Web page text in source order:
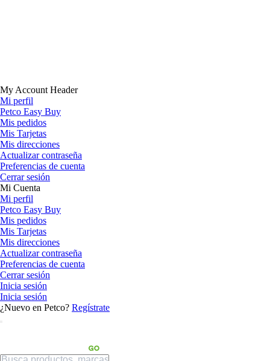
My Account Header
Mi perfil
Petco Easy Buy
Mis pedidos
Mis Tarjetas
Mis direcciones
Actualizar contraseña
Preferencias de cuenta
Cerrar sesión
Mi Cuenta
Mi perfil
Petco Easy Buy
Mis pedidos
Mis Tarjetas
Mis direcciones
Actualizar contraseña
Preferencias de cuenta
Cerrar sesión
Inicia sesión
Inicia sesión
¿Nuevo en Petco? Regístrate